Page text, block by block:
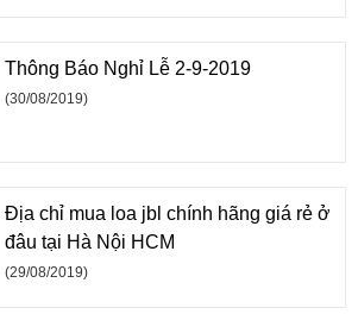
Thông Báo Nghỉ Lễ 2-9-2019
(30/08/2019)
Địa chỉ mua loa jbl chính hãng giá rẻ ở
đâu tại Hà Nội HCM
(29/08/2019)